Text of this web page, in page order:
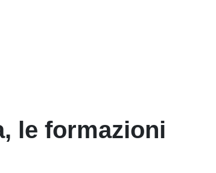
le formazioni